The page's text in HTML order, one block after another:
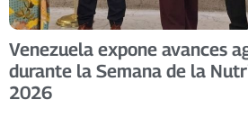
Venezuela expone avances
durante la Semana de la
2026